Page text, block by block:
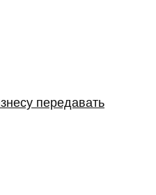
передавать